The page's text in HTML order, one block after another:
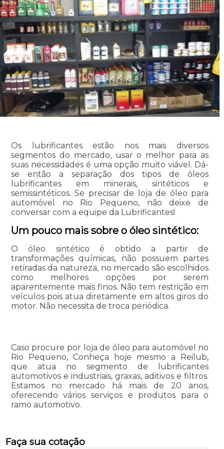
Os lubrificantes estão nos mais diversos
segmentos do mercado, usar o melhor para as
suas necessidades é uma opção muito viável. Dá-
se então a separação dos tipos de óleos
lubrificantes em minerais, sintéticos e
semissintéticos. Se precisar de loja de óleo para
automóvel no Rio Pequeno, não deixe de
conversar com a equipe da Lubrificantes!
Um pouco mais sobre o óleo sintético:
O óleo sintético é obtido a partir de
transformações químicas, não possuem partes
retiradas da natureza, no mercado são escolhidos
como melhores opções por serem
aparentemente mais finos. Não tem restrição em
veículos pois atua diretamente em altos giros do
motor. Não necessita de troca periódica.
Caso procure por loja de óleo para automóvel no
Rio Pequeno, Conheça hoje mesmo a Reilub,
que atua no segmento de lubrificantes
automotivos e industriais, graxas, aditivos e filtros.
Estamos no mercado há mais de 20 anos,
oferecendo vários serviços e produtos para o
ramo automotivo.
Faça sua cotação